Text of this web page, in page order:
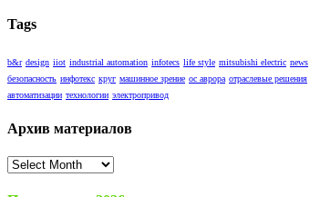
Tags
b&r design iiot industrial automation infotecs life style mitsubishi electric news
безопасность инфотекс круг машинное зрение ос аврора отраслевые решения
автоматизации технологии электропривод
Архив материалов
Архив